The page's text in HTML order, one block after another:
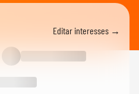
Editar interesses →